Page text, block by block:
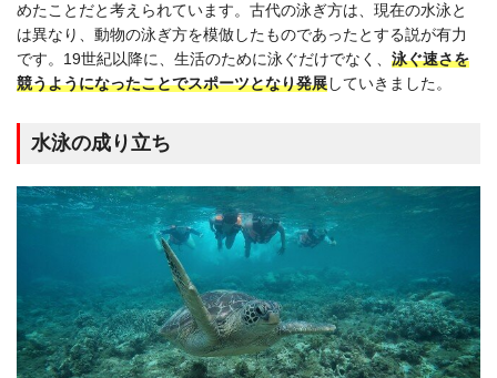
めたことだと考えられています。古代の泳ぎ方は、現在の水泳と
は異なり、動物の泳ぎ方を模倣したものであったとする説が有力
です。19世紀以降に、生活のために泳ぐだけでなく、 泳ぐ速さを
競うようになったことでスポーツとなり発展していきました。
水泳の成り立ち